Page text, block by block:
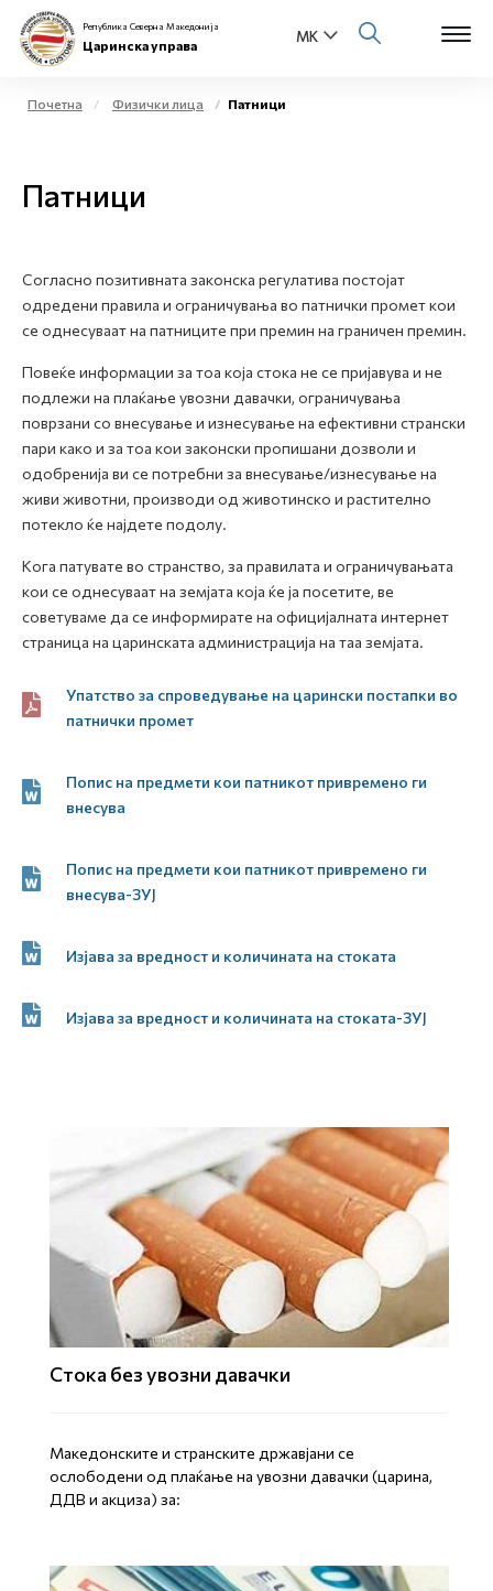
Физички лица
Бизнис заедница
Open
Е-Царина
Медиа центар
Контакт
Република Северна Македонија
Царинска управа
Почетна Физички лица Патници
Патници
Согласно позитивната законска регулатива постојат
одредени правила и ограничувања во патнички промет кои
се однесуваат на патниците при премин на граничен премин.
Повеќе информации за тоа која стока не се пријавува и не
подлежи на плаќање увозни давачки, ограничувања
поврзани со внесување и изнесување на ефективни странски
пари како и за тоа кои законски пропишани дозволи и
одобренија ви се потребни за внесување/изнесување на
живи животни, производи од животинско и растително
потекло ќе најдете подолу.
Кога патувате во странство, за правилата и ограничувањата
кои се однесуваат на земјата која ќе ја посетите, ве
советуваме да се информирате на официјалната интернет
страница на царинската администрација на таа земјата.
Упатство за спроведување на царински постапки во
патнички промет
Попис на предмети кои патникот привремено ги
внесува
Попис на предмети кои патникот привремено ги
внесува-ЗУЈ
Изјава за вредност и количината на стоката
Изјава за вредност и количината на стоката-ЗУЈ
Стока без увозни давачки
Mакедонските и странските државјани се
ослободени од плаќање на увозни давачки (царина,
ДДВ и акциза) за: